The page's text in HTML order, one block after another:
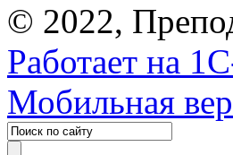
© 2022,
Работает на
Мобильная